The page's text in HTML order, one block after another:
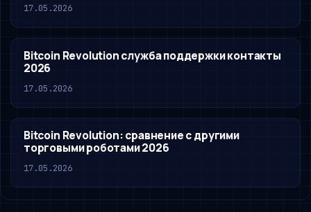
17.05.2026
Bitcoin Revolution служба поддержки контакты
2026
17.05.2026
Bitcoin Revolution: сравнение с другими
торговыми роботами 2026
17.05.2026